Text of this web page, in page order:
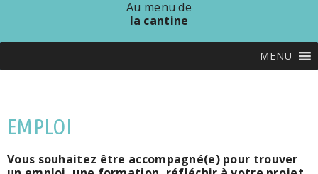
Au menu de
la cantine
MENU
EMPLOI
Vous souhaitez être accompagné(e) pour trouver